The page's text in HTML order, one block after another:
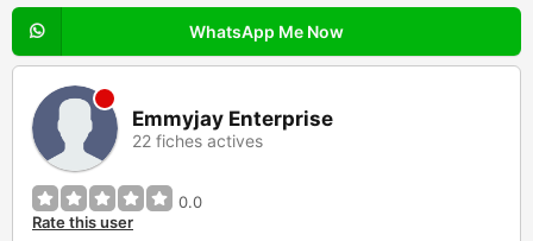
WhatsApp Me Now
Emmyjay Enterprise
22 fiches actives
0.0
Rate this user